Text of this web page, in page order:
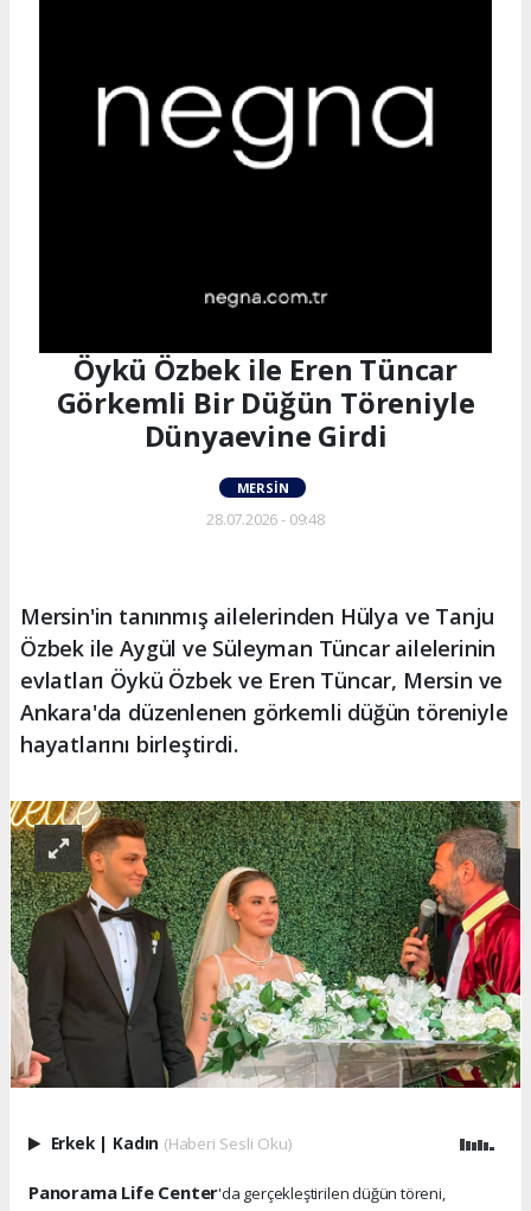
Öykü Özbek ile Eren Tüncar
Görkemli Bir Düğün Töreniyle
Dünyaevine Girdi
MERSIN
28.07.2026 - 09:48
Mersin'in tanınmış ailelerinden Hülya ve Tanju
Özbek ile Aygül ve Süleyman Tüncar ailelerinin
evlatları Öykü Özbek ve Eren Tüncar, Mersin ve
Ankara'da düzenlenen görkemli düğün töreniyle
hayatlarını birleştirdi.
Erkek | Kadın (Haberi Sesli Oku)
Panorama Life Center'da gerçekleştirilen düğün töreni,